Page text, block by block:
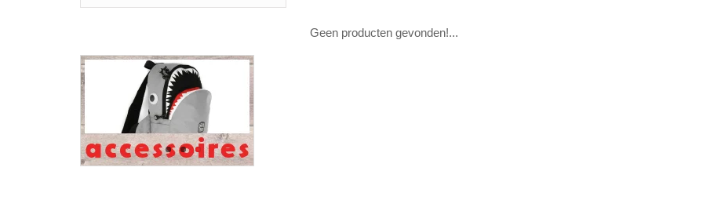
Geen producten gevonden!...